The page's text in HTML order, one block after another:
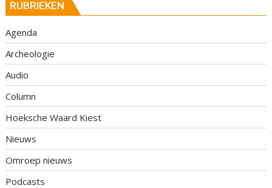
RUBRIEKEN
Agenda
Archeologie
Audio
Column
Hoeksche Waard Kiest
Nieuws
Omroep nieuws
Podcasts